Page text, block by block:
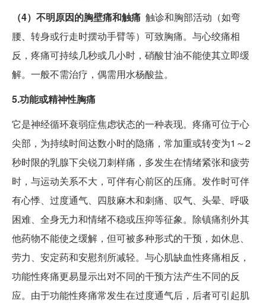
（4）不明原因的胸壁痛和触痛 触诊和胸部活动（如弯
腰、转身或行走时摆动手臂等）可致胸痛。与心绞痛相
反，疼痛可持续几秒或几小时，硝酸甘油不能使其立即缓
解。一般不需治疗，偶需用水杨酸盐。
5.功能或精神性胸痛
它是神经循环衰弱症焦虑状态的一种表现。疼痛可位于心
尖部，为持续时间达数小时的隐痛，常加重或转变为1～2
秒时限的乳腺下尖锐刀刺样痛，多发生在情绪紧张和疲劳
时，与运动关系不大，可伴有心前区的压痛。发作时可伴
有心悸、过度通气、四肢麻木和刺痛、叹气、头晕、呼吸
困难、全身无力和情绪不稳或压抑等征象。除镇痛剂外其
他药物不能使之缓解，但可被多种形式的干预，如休息、
劳力、安定药和安慰剂所减轻。与心肌缺血性疼痛相反，
功能性疼痛更易显示出对不同的干预方法产生不同的反
应。由于功能性疼痛常发生在过度通气后，后者可引起肌